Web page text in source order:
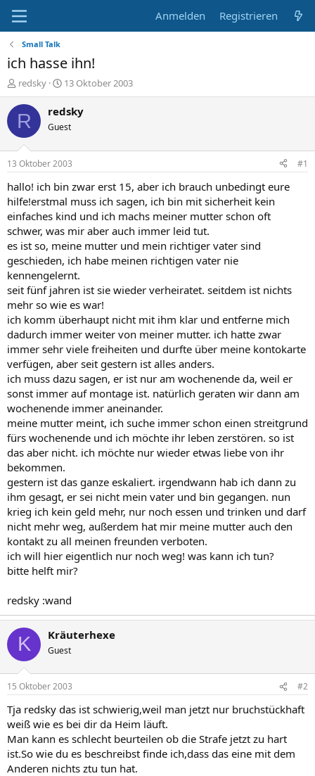
Anmelden Registrieren
Small Talk
ich hasse ihn!
E
r
s
t
e
r
redsky
E
r
s
e
l
t
a
m
13 Oktober 2003
R redsky
Guest
13 Oktober 2003 #1
hallo! ich bin zwar erst 15, aber ich brauch unbedingt eure
hilfe!erstmal muss ich sagen, ich bin mit sicherheit kein
einfaches kind und ich machs meiner mutter schon oft
schwer, was mir aber auch immer leid tut.
es ist so, meine mutter und mein richtiger vater sind
geschieden, ich habe meinen richtigen vater nie
kennengelernt.
seit fünf jahren ist sie wieder verheiratet. seitdem ist nichts
mehr so wie es war!
ich komm überhaupt nicht mit ihm klar und entferne mich
dadurch immer weiter von meiner mutter. ich hatte zwar
immer sehr viele freiheiten und durfte über meine kontokarte
verfügen, aber seit gestern ist alles anders.
ich muss dazu sagen, er ist nur am wochenende da, weil er
sonst immer auf montage ist. natürlich geraten wir dann am
wochenende immer aneinander.
meine mutter meint, ich suche immer schon einen streitgrund
fürs wochenende und ich möchte ihr leben zerstören. so ist
das aber nicht. ich möchte nur wieder etwas liebe von ihr
bekommen.
gestern ist das ganze eskaliert. irgendwann hab ich dann zu
ihm gesagt, er sei nicht mein vater und bin gegangen. nun
krieg ich kein geld mehr, nur noch essen und trinken und darf
nicht mehr weg, außerdem hat mir meine mutter auch den
kontakt zu all meinen freunden verboten.
ich will hier eigentlich nur noch weg! was kann ich tun?
bitte helft mir?
redsky :wand
K Kräuterhexe
Guest
15 Oktober 2003 #2
Tja redsky das ist schwierig,weil man jetzt nur bruchstückhaft
weiß wie es bei dir da Heim läuft.
Man kann es schlecht beurteilen ob die Strafe jetzt zu hart
ist.So wie du es beschreibst finde ich,dass das eine mit dem
Anderen nichts ztu tun hat.